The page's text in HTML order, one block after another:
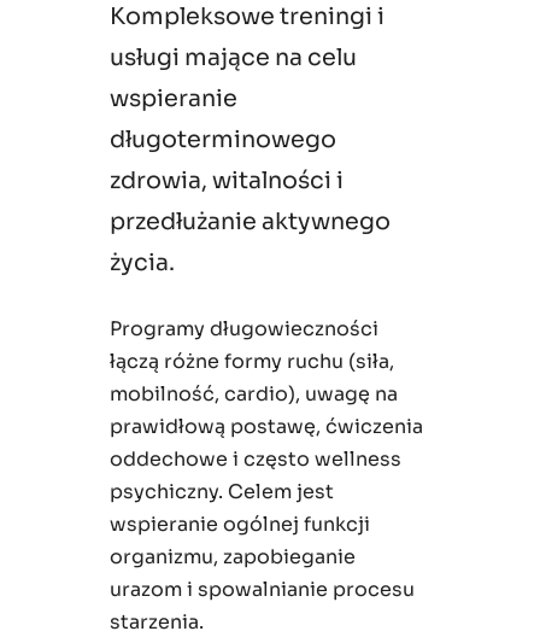
Kompleksowe treningi i
usługi mające na celu
wspieranie
długoterminowego
zdrowia, witalności i
przedłużanie aktywnego
życia.
Programy długowieczności
łączą różne formy ruchu (siła,
mobilność, cardio), uwagę na
prawidłową postawę, ćwiczenia
oddechowe i często wellness
psychiczny. Celem jest
wspieranie ogólnej funkcji
organizmu, zapobieganie
urazom i spowalnianie procesu
starzenia.